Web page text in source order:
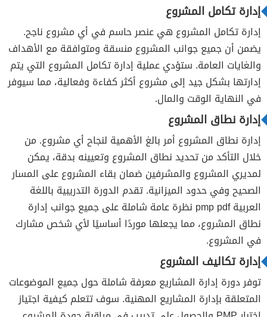
إدارة تكامل المشروع
إدارة تكامل المشروع هي عنصر حاسم في أي مشروع ناجح.
يضمن أن جميع جوانب المشروع منسقة ومتوافقة مع الأهداف
والغايات العامة. ستؤدي عملية إدارة تكامل المشروع التي يتم
إدارتها بشكل جيد إلى مشروع أكثر كفاءة وفعالية، مما سيوفر
في النهاية الوقت والمال.
إدارة نطاق المشروع
إدارة نطاق المشروع أمر بالغ الأهمية لنجاح أي مشروع. من
خلال التأكد من تحديد نطاق المشروع وتعيينه بدقة، يمكن
لمديري المشروع والمشرفين ضمان بقاء المشروع على المسار
الصحيح وفي حدود الميزانية. تقدم الدورة التدريبية باللغة
العربية pmp pdf نظرة عامة شاملة على جميع جوانب إدارة
نطاق المشروع، مما يجعلها موردًا أساسيًا لأي شخص مشارك
في المشروع.
إدارة تكاليف المشروع
توفر دورة إدارة المشاريع معرفة شاملة حول جميع الموضوعات
المتعلقة بإدارة المشاريع المهنية. سوف تتعلم كيفية اجتياز